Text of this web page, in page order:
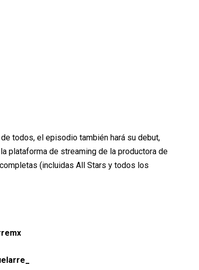
todos, el episodio también hará su debut,
plataforma de streaming de la productora de
(incluidas All Stars y todos los